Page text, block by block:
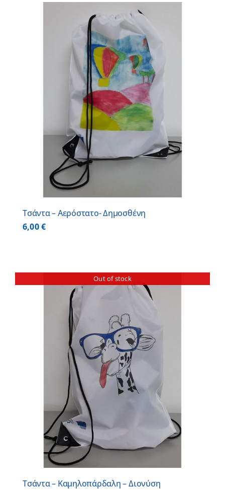
Τσάντα – Αερόστατο- Δημοσθένη
6,00€
Out of stock
Τσάντα – Καμηλοπάρδαλη – Διονύση